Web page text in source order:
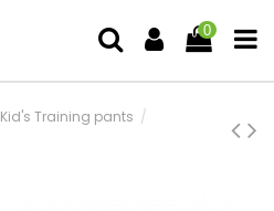
0
Kid's Training pants